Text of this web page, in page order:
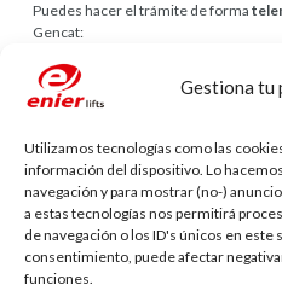
Gestiona tu
Utilizamos tecnologías como las
información del dispositivo. Lo
navegación y para mostrar (no-)
a estas tecnologías nos permitirá
de navegación o los ID's únicos en
consentimiento, puede afectar
funciones.
Puedes hacer el trámite de forma
Gencat:
temes/
Opresencialmente
, en las oficinas
En ambos casos,
solo podrás
subvención .
Deja tu comentario
Tu dirección de correo electrónico no
obligatorios están marcados con